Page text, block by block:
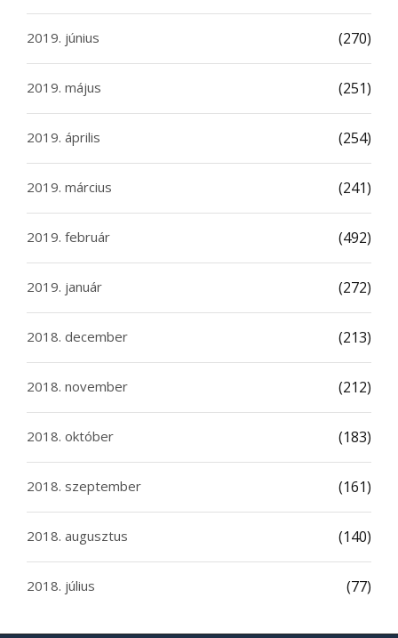
2019. június (270)
2019. május (251)
2019. április (254)
2019. március (241)
2019. február (492)
2019. január (272)
2018. december (213)
2018. november (212)
2018. október (183)
2018. szeptember (161)
2018. augusztus (140)
2018. július (77)